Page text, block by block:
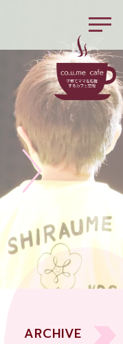
ARCHIVE